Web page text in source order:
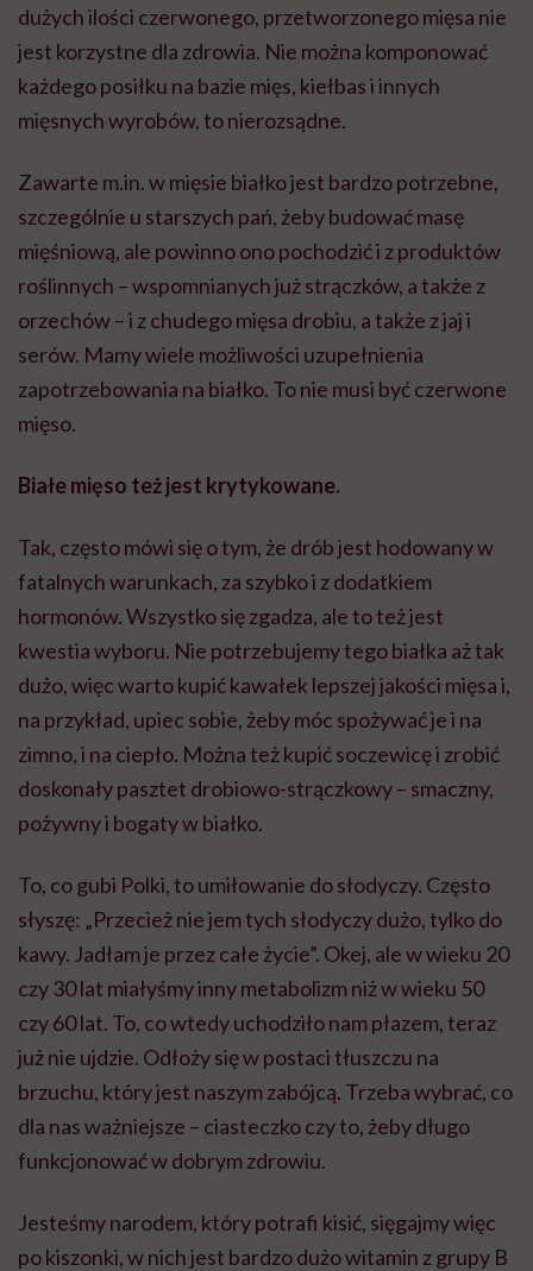
dużych ilości czerwonego, przetworzonego mięsa nie
jest korzystne dla zdrowia. Nie można komponować
każdego posiłku na bazie mięs, kiełbas i innych
mięsnych wyrobów, to nierozsądne.
Zawarte m.in. w mięsie białko jest bardzo potrzebne,
szczególnie u starszych pań, żeby budować masę
mięśniową, ale powinno ono pochodzić i z produktów
roślinnych – wspomnianych już strączków, a także z
orzechów – i z chudego mięsa drobiu, a także z jaj i
serów. Mamy wiele możliwości uzupełnienia
zapotrzebowania na białko. To nie musi być czerwone
mięso.
Białe mięso też jest krytykowane.
Tak, często mówi się o tym, że drób jest hodowany w
fatalnych warunkach, za szybko i z dodatkiem
hormonów. Wszystko się zgadza, ale to też jest
kwestia wyboru. Nie potrzebujemy tego białka aż tak
dużo, więc warto kupić kawałek lepszej jakości mięsa i,
na przykład, upiec sobie, żeby móc spożywać je i na
zimno, i na ciepło. Można też kupić soczewicę i zrobić
doskonały pasztet drobiowo-strączkowy – smaczny,
pożywny i bogaty w białko.
To, co gubi Polki, to umiłowanie do słodyczy. Często
słyszę: „Przecież nie jem tych słodyczy dużo, tylko do
kawy. Jadłam je przez całe życie”. Okej, ale w wieku 20
czy 30 lat miałyśmy inny metabolizm niż w wieku 50
czy 60 lat. To, co wtedy uchodziło nam płazem, teraz
już nie ujdzie. Odłoży się w postaci tłuszczu na
brzuchu, który jest naszym zabójcą. Trzeba wybrać, co
dla nas ważniejsze – ciasteczko czy to, żeby długo
funkcjonować w dobrym zdrowiu.
Jesteśmy narodem, który potrafi kisić, sięgajmy więc
po kiszonki, w nich jest bardzo dużo witamin z grupy B